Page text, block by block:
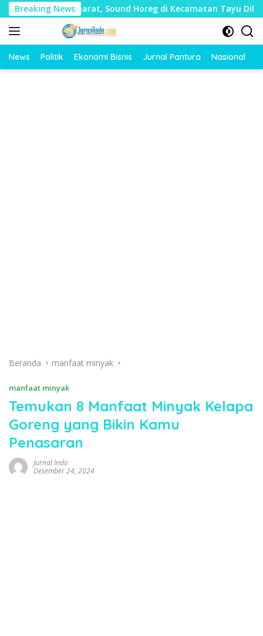
Langsung
ke
konten
Breaking News
Mudharat, Sound Horeg di Kecamatan Tayu Dilarang
News Politik Ekonomi Bisnis Jurnal Pantura Nasional
Beranda manfaat minyak
manfaat minyak
Temukan 8 Manfaat Minyak Kelapa
Goreng yang Bikin Kamu
Penasaran
Jurnal Indo
Desember 24, 2024